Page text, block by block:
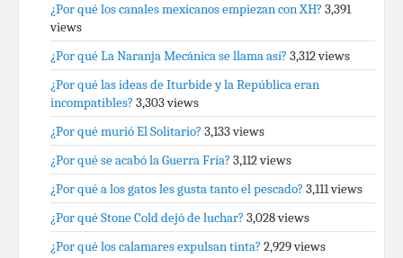
¿Por qué los canales mexicanos empiezan con XH? 3,391
views
¿Por qué La Naranja Mecánica se llama así? 3,312 views
¿Por qué las ideas de Iturbide y la República eran
incompatibles? 3,303 views
¿Por qué murió El Solitario? 3,133 views
¿Por qué se acabó la Guerra Fría? 3,112 views
¿Por qué a los gatos les gusta tanto el pescado? 3,111 views
¿Por qué Stone Cold dejó de luchar? 3,028 views
¿Por qué los calamares expulsan tinta? 2,929 views